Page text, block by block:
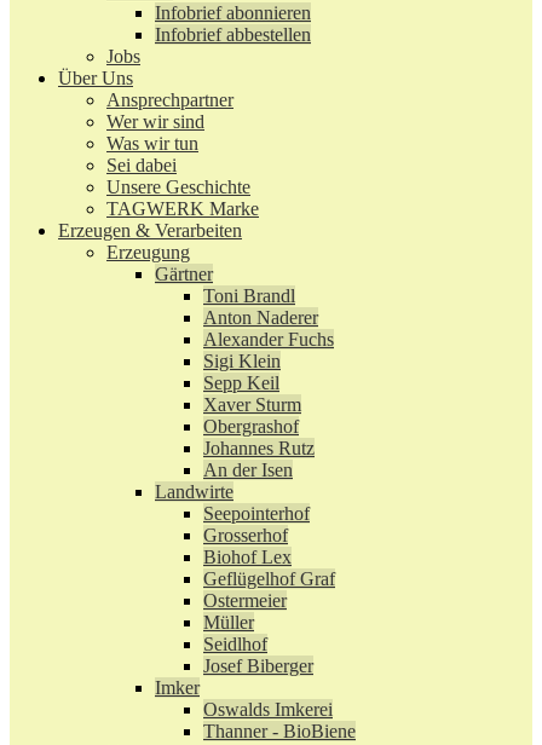
Infobrief abonnieren
Infobrief abbestellen
Jobs
Über Uns
Ansprechpartner
Wer wir sind
Was wir tun
Sei dabei
Unsere Geschichte
TAGWERK Marke
Erzeugen & Verarbeiten
Erzeugung
Gärtner
Toni Brandl
Anton Naderer
Alexander Fuchs
Sigi Klein
Sepp Keil
Xaver Sturm
Obergrashof
Johannes Rutz
An der Isen
Landwirte
Seepointerhof
Grosserhof
Biohof Lex
Geflügelhof Graf
Ostermeier
Müller
Seidlhof
Josef Biberger
Imker
Oswalds Imkerei
Thanner - BioBiene